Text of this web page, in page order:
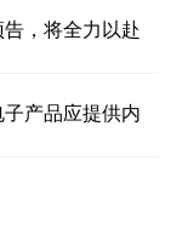
，将全力以赴
产品应提供内